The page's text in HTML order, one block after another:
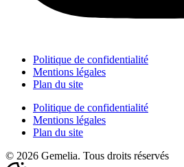
Politique de confidentialité
Mentions légales
Plan du site
Politique de confidentialité
Mentions légales
Plan du site
© 2026 Gemelia. Tous droits réservés